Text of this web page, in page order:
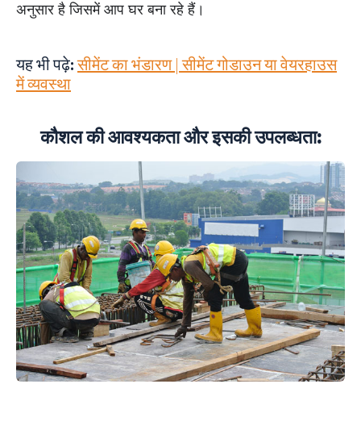
अनुसार है जिसमें आप घर बना रहे हैं।
यह भी पढ़े:सीमेंट का भंडारण | सीमेंट गोडाउन या वेयरहाउस
में व्यवस्था
कौशल की आवश्यकता और इसकी उपलब्धता: